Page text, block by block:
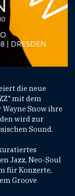
die neue
mit dem
Snow ihre
wird zur
Sound.
Jazz, Neo-Soul
für Konzerte,
Groove